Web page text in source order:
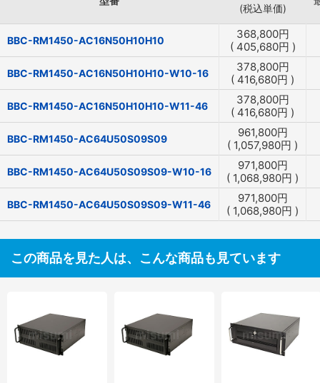
(税込単価)
BBC-RM1450-AC16N50H10H10 368,800円
( 405,680円 )
BBC-RM1450-AC16N50H10H10-W10-16 378,800円
( 416,680円 )
BBC-RM1450-AC16N50H10H10-W11-46 378,800円
( 416,680円 )
BBC-RM1450-AC64U50S09S09 961,800円
( 1,057,980円 )
BBC-RM1450-AC64U50S09S09-W10-16 971,800円
( 1,068,980円 )
BBC-RM1450-AC64U50S09S09-W11-46 971,800円
( 1,068,980円 )
この商品を見た人は、こんな商品も見ています